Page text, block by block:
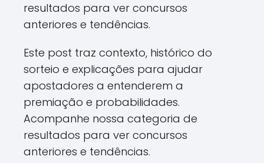
resultados para ver concursos
anteriores e tendências.
Este post traz contexto, histórico do
sorteio e explicações para ajudar
apostadores a entenderem a
premiação e probabilidades.
Acompanhe nossa categoria de
resultados para ver concursos
anteriores e tendências.